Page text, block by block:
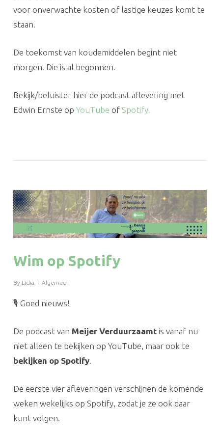
voor onverwachte kosten of lastige keuzes komt te
staan.
De toekomst van koudemiddelen begint niet
morgen. Die is al begonnen.
Bekijk/beluister hier de podcast aflevering met
Edwin Ernste op YouTube of Spotify.
Wim op Spotify
By Lidia Algemeen
🎙️ Goed nieuws!
De podcast van Meijer Verduurzaamtis vanaf nu
niet alleen te bekijken op YouTube, maar ook te
bekijken op Spotify.
De eerste vier afleveringen verschijnen de komende
weken wekelijks op Spotify, zodat je ze ook daar
kunt volgen.